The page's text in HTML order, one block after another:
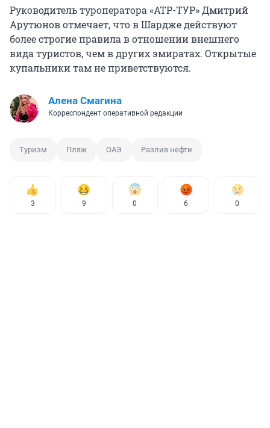
Руководитель туроператора «АТР-ТУР» Дмитрий
Арутюнов отмечает, что в Шардже действуют
более строгие правила в отношении внешнего
вида туристов, чем в других эмиратах. Открытые
купальники там не приветствуются.
Алена Смагина
Корреспондент оперативной редакции
Туризм Пляж ОАЭ Разлив нефти
3 9 0 6 0